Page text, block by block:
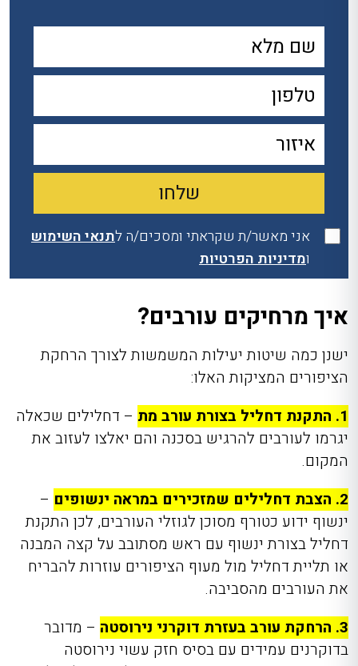
אני מאשר/ת שקראתי ומסכים/ה לתנאי השימוש
ומדיניות הפרטיות
איך מרחיקים עורבים?
ישנן כמה שיטות יעילות המשמשות לצורך הרחקת
הציפורים המציקות האלו:
1. התקנת דחליל בצורת עורב מת
– דחלילים שכאלה
יגרמו לעורבים להרגיש בסכנה והם יאלצו לעזוב את
המקום.
2. הצבת דחלילים שמזכירים במראה ינשופים
–
ינשוף ידוע כטורף מסוכן לגוזלי העורבים, לכן התקנת
דחליל בצורת ינשוף עם ראש מסתובב על קצה המבנה
או תליית דחליל מול מעוף הציפורים עוזרות להבריח
את העורבים מהסביבה.
3. הרחקת עורב בעזרת דוקרני נירוסטה
– מדובר
בדוקרנים עמידים עם בסיס חזק עשוי נירוסטה